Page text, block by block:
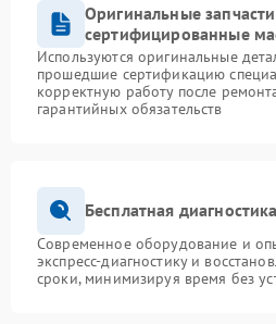
Оригинальные
сертифицированные
Используются оригинальные
прошедшие сертификацию
корректную работу после
гарантийных обязательств
Бесплатная
Современное оборудование и
экспресс-диагностику и
сроки, минимизируя время без